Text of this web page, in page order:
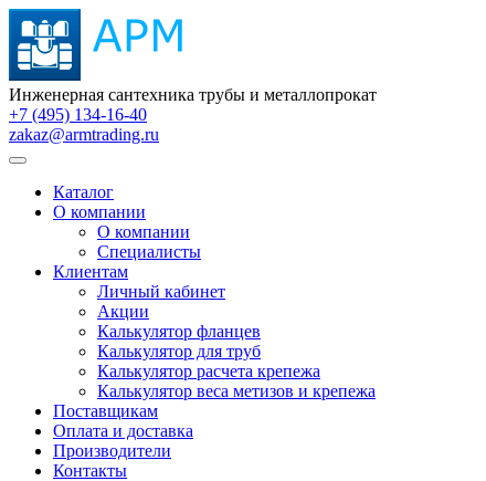
Инженерная сантехника трубы и металлопрокат
+7 (495) 134-16-40
zakaz@armtrading.ru
Каталог
О компании
О компании
Специалисты
Клиентам
Личный кабинет
Акции
Калькулятор фланцев
Калькулятор для труб
Калькулятор расчета крепежа
Калькулятор веса метизов и крепежа
Поставщикам
Оплата и доставка
Производители
Контакты